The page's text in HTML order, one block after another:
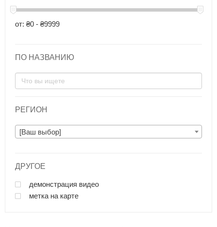
от: ₴0 - ₴9999
ПО НАЗВАНИЮ
РЕГИОН
[Ваш выбор]
ДРУГОЕ
демонстрация видео
метка на карте